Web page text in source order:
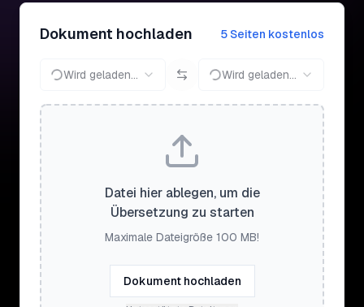
Dokument hochladen 5 Seiten kostenlos
Wird geladen... Wird geladen...
Datei hier ablegen, um die
Übersetzung zu starten
Maximale Dateigröße 100 MB!
Dokument hochladen